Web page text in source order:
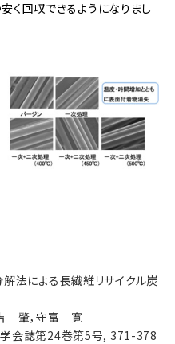
く回収できるようになりまし
法による長繊維リサイクル炭
肇，守富 寛
会誌第24巻第5号, 371-378